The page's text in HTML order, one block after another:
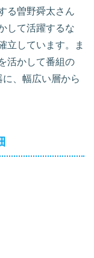
る曽野舜太さん
して活躍するな
立しています。ま
活かして番組の
、幅広い層から